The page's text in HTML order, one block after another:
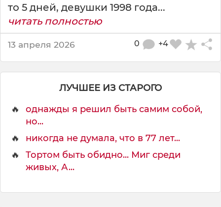
то 5 дней, девушки 1998 года...
читать полностью
13 апреля 2026 +4
0
ЛУЧШЕЕ ИЗ СТАРОГО
🔥
однажды я решил быть самим собой,
но...
🔥
никогда не думала, что в 77 лет...
🔥
Тортом быть обидно... Миг среди
живых, А...